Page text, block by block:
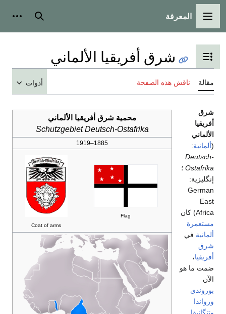
القائمة الرئيسية
المعرفة بحث
تبديل عرض جدول المحتويات
شرق أفريقيا الألماني
مقالة ناقش هذه الصفحة أدوات
محمية شرق أفريقيا الألماني
Schutzgebiet Deutsch-Ostafrika
1885–1919
Flag
Coat of arms
شرق
أفريقيا
الألماني
ألمانية:
Deutsch-
Ostafrika؛
إنگليزية:
German
East
Africa) كان
مستعمرة
ألمانيةفي
شرق
أفريقيا،
ضمت ما هو
الآن
بوروندي
ورواندا